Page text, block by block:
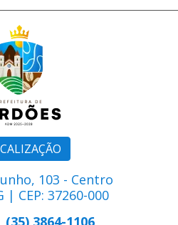
103 - Centro
| CEP: 37260-000
(35) 3864-1106